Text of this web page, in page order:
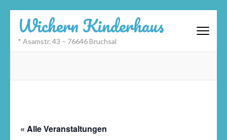
Inhalt
springen
Wichern Kinderhaus
* Asamstr. 43 – 76646 Bruchsal
« Alle Veranstaltungen